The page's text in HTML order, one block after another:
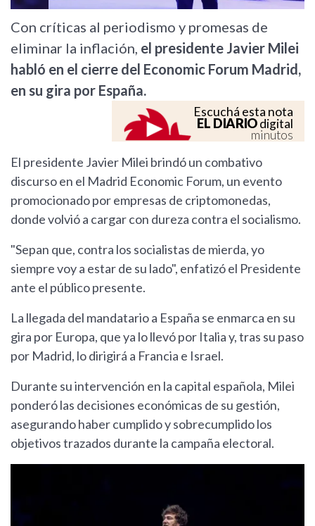
Con críticas al periodismo y promesas de
eliminar la inflación, el presidente Javier Milei
habló en el cierre del Economic Forum Madrid,
en su gira por España.
Escuchá esta nota
EL DIARIOdigital
minutos
El presidente Javier Milei brindó un combativo
discurso en el Madrid Economic Forum, un evento
promocionado por empresas de criptomonedas,
donde volvió a cargar con dureza contra el socialismo.
"Sepan que, contra los socialistas de mierda, yo
siempre voy a estar de su lado", enfatizó el Presidente
ante el público presente.
La llegada del mandatario a España se enmarca en su
gira por Europa, que ya lo llevó por Italia y, tras su paso
por Madrid, lo dirigirá a Francia e Israel.
Durante su intervención en la capital española, Milei
ponderó las decisiones económicas de su gestión,
asegurando haber cumplido y sobrecumplido los
objetivos trazados durante la campaña electoral.